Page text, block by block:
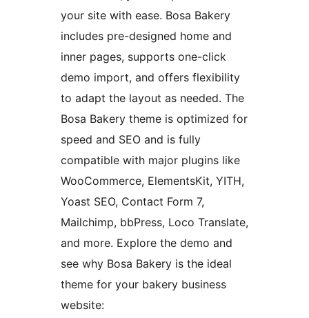
your site with ease. Bosa Bakery
includes pre-designed home and
inner pages, supports one-click
demo import, and offers flexibility
to adapt the layout as needed. The
Bosa Bakery theme is optimized for
speed and SEO and is fully
compatible with major plugins like
WooCommerce, ElementsKit, YITH,
Yoast SEO, Contact Form 7,
Mailchimp, bbPress, Loco Translate,
and more. Explore the demo and
see why Bosa Bakery is the ideal
theme for your bakery business
website: